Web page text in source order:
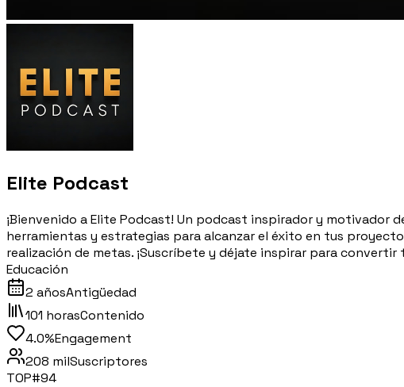
Elite Podcast
¡Bienvenido a Elite Podcast! Un podcast inspirador y motivador
herramientas y estrategias para alcanzar el éxito en tus
realización de metas. ¡Suscríbete y déjate inspirar para convertir
Educación
2 añosAntigüedad
101 horasContenido
4.0%Engagement
208 milSuscriptores
TOP#94